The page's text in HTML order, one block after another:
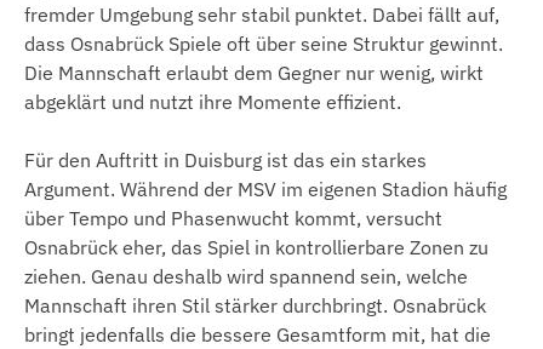
fremder Umgebung sehr stabil punktet. Dabei fällt auf,
dass Osnabrück Spiele oft über seine Struktur gewinnt.
Die Mannschaft erlaubt dem Gegner nur wenig, wirkt
abgeklärt und nutzt ihre Momente effizient.
Für den Auftritt in Duisburg ist das ein starkes
Argument. Während der MSV im eigenen Stadion häufig
über Tempo und Phasenwucht kommt, versucht
Osnabrück eher, das Spiel in kontrollierbare Zonen zu
ziehen. Genau deshalb wird spannend sein, welche
Mannschaft ihren Stil stärker durchbringt. Osnabrück
bringt jedenfalls die bessere Gesamtform mit, hat die